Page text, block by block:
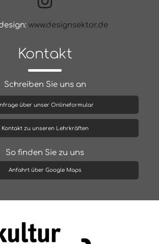
www.designsektor.de
Kontakt
Schreiben Sie uns an
über unser Onlineformular
Kontakt zu unseren Lehrkräften
So finden Sie zu uns
Anfahrt über Google Maps